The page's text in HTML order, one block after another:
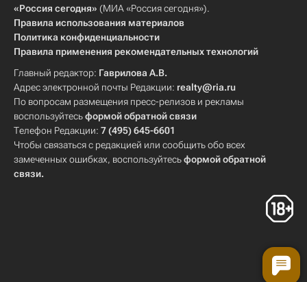
«Россия сегодня» (МИА «Россия сегодня»).
Правила использования материалов
Политика конфиденциальности
Правила применения рекомендательных технологий
Главный редактор: Гаврилова А.В.
Адрес электронной почты Редакции: realty@ria.ru
По вопросам размещения пресс-релизов и рекламы
воспользуйтесьформой обратной связи
Телефон Редакции: 7 (495) 645-6601
Чтобы связаться с редакцией или сообщить обо всех
замеченных ошибках, воспользуйтесьформой обратной
связи.